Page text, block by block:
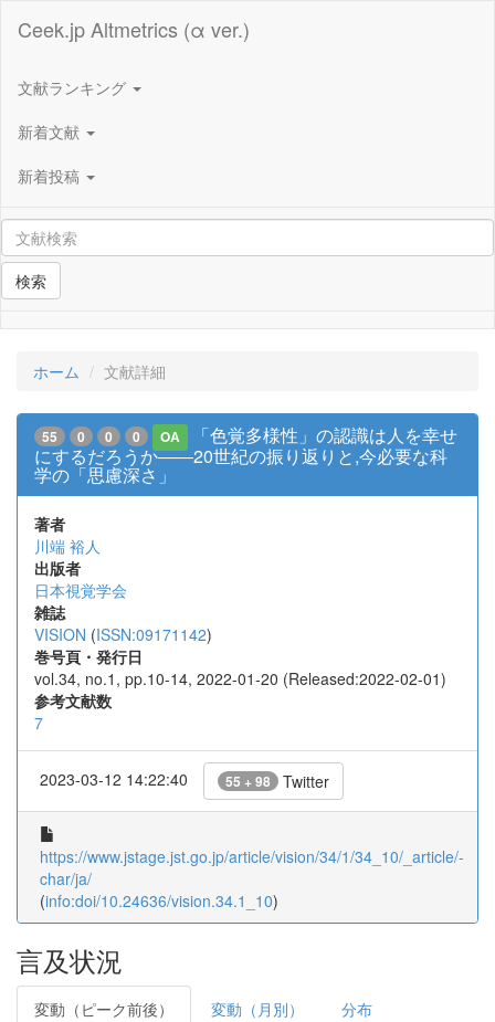
Ceek.jp Altmetrics (α ver.)
文献ランキング
新着文献
新着投稿
検索
ホーム 文献詳細
55 0 0 0 OA
「色覚多様性」の認識は人を幸せ
にするだろうか――20世紀の振り返りと,今必要な科
学の「思慮深さ」
著者
川端 裕人
出版者
日本視覚学会
雑誌
VISION (ISSN:09171142)
巻号頁・発行日
vol.34, no.1, pp.10-14, 2022-01-20 (Released:2022-02-01)
参考文献数
7
2023-03-12 14:22:40 55 + 98 Twitter
https://www.jstage.jst.go.jp/article/vision/34/1/34_10/_article/-
char/ja/
(info:doi/10.24636/vision.34.1_10)
言及状況
変動（ピーク前後） 変動（月別） 分布